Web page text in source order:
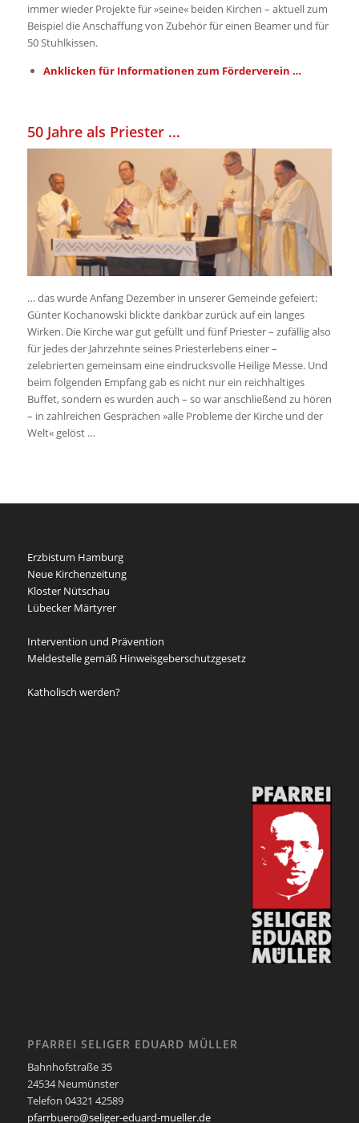
immer wieder Projekte für »seine« beiden Kirchen – aktuell zum
Beispiel die Anschaffung von Zubehör für einen Beamer und für
50 Stuhlkissen.
Anklicken für Informationen zum Förderverein …
50 Jahre als Priester …
… das wurde Anfang Dezember in unserer Gemeinde gefeiert:
Günter Kochanowski blickte dankbar zurück auf ein langes
Wirken. Die Kirche war gut gefüllt und fünf Priester – zufällig also
für jedes der Jahrzehnte seines Priesterlebens einer –
zelebrierten gemeinsam eine eindrucksvolle Heilige Messe. Und
beim folgenden Empfang gab es nicht nur ein reichhaltiges
Buffet, sondern es wurden auch – so war anschließend zu hören
– in zahlreichen Gesprächen »alle Probleme der Kirche und der
Welt« gelöst …
Erzbistum Hamburg
Neue Kirchenzeitung
Kloster Nütschau
Lübecker Märtyrer
Intervention und Prävention
Meldestelle gemäß Hinweisgeberschutzgesetz
Katholisch werden?
PFARREI SELIGER EDUARD MÜLLER
Bahnhofstraße 35
24534 Neumünster
Telefon 04321 42589
pfarrbuero@seliger-eduard-mueller.de